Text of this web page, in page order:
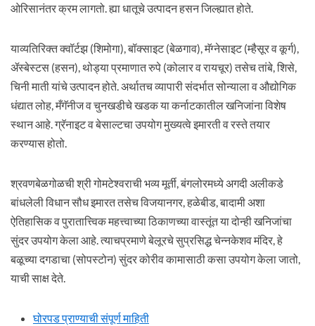
ओरिसानंतर क्रम लागतो. ह्या धातूचे उत्पादन हसन जिल्ह्यात होते.
याव्यतिरिक्त क्वॉर्टझ (शिमोगा), बॉक्साइट (बेळगाव), मॅग्नेसाइट (म्हैसूर व कूर्ग),
ॲस्बेस्टस (हसन), थोड्या प्रमाणात रुपे (कोलार व रायचूर) तसेच तांबे, शिसे,
चिनी माती यांचे उत्पादन होते. अर्थातच व्यापारी संदर्भात सोन्याला व औद्योगिक
धंद्यात लोह, मँगॅनीज व चुनखडीचे खडक या कर्नाटकातील खनिजांना विशेष
स्थान आहे. ग्रॅनाइट व बेसाल्टचा उपयोग मुख्यत्वे इमारती व रस्ते तयार
करण्यास होतो.
श्रवणबेळगोळची श्री गोमटेश्वराची भव्य मूर्ती, बंगलोरमध्ये अगदी अलीकडे
बांधलेली विधान सौध इमारत तसेच विजयानगर, हळेबीड, बादामी अशा
ऐतिहासिक व पुरातात्त्विक महत्त्वाच्या ठिकाणच्या वास्तूंत या दोन्ही खनिजांचा
सुंदर उपयोग केला आहे. त्याचप्रमाणे बेलूरचे सुप्रसिद्ध चेन्नकेशव मंदिर, हे
बळूच्या दगडाचा (सोपस्टोन) सुंदर कोरीव कामासाठी कसा उपयोग केला जातो,
याची साक्ष देते.
घोरपड प्राण्याची संपूर्ण माहिती